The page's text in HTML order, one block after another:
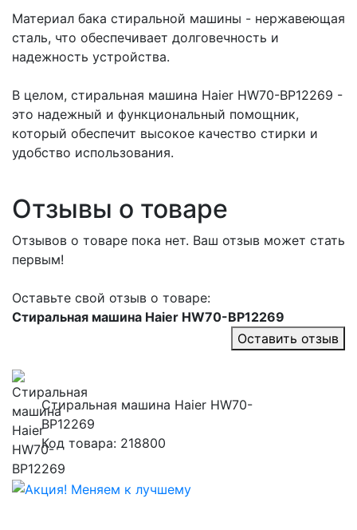
Материал бака стиральной машины - нержавеющая
сталь, что обеспечивает долговечность и
надежность устройства.
В целом, стиральная машина Haier HW70-BP12269 -
это надежный и функциональный помощник,
который обеспечит высокое качество стирки и
удобство использования.
Отзывы о товаре
Отзывов о товаре пока нет. Ваш отзыв может стать
первым!
Оставьте свой отзыв о товаре:
Стиральная машина Haier HW70-BP12269
Оставить отзыв
Стиральная машина Haier HW70-
BP12269
Код товара: 218800